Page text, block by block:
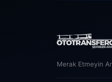
Merak Etmeyin